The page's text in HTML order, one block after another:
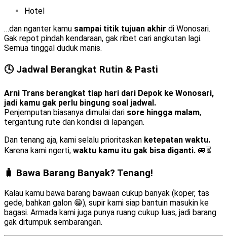
Hotel
…dan nganter kamu sampai titik tujuan akhir di Wonosari.
Gak repot pindah kendaraan, gak ribet cari angkutan lagi.
Semua tinggal duduk manis.
🕓 Jadwal Berangkat Rutin & Pasti
Arni Trans berangkat tiap hari dari Depok ke Wonosari,
jadi kamu gak perlu bingung soal jadwal.
Penjemputan biasanya dimulai dari sore hingga malam,
tergantung rute dan kondisi di lapangan.
Dan tenang aja, kami selalu prioritaskan ketepatan waktu.
Karena kami ngerti, waktu kamu itu gak bisa diganti. 🚐⏳
🧳 Bawa Barang Banyak? Tenang!
Kalau kamu bawa barang bawaan cukup banyak (koper, tas
gede, bahkan galon 😁), supir kami siap bantuin masukin ke
bagasi. Armada kami juga punya ruang cukup luas, jadi barang
gak ditumpuk sembarangan.